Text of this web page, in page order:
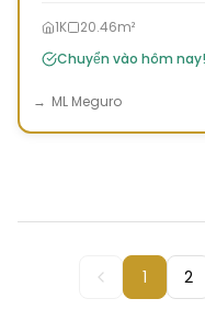
1K
20.46m²
Chuyển vào hôm nay!
ML Meguro
1 2